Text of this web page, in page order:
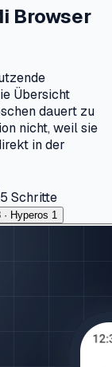
Browser
Übersicht
dauert zu
nicht, weil sie
in der
5 Schritte
Hyperos 1